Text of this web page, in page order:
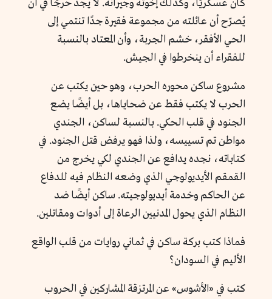
كان عسكريًا، وكذلك إخوته وجيرانه. لا يجد حرجًا في أن
يُصرّح أن عائلته من مجموعة فقيرة جدًا تنتمي إلى
الحي الأفقر، خشم الجربة، وأن المعتاد بالنسبة
للفقراء أن ينخرطوا في الجيش.
مشروع ساكن محوره الحرب، وهو حين يكتب عن
الحرب لا يكتب فقط عن ضحاياها، بل أيضًا يضع
الجنود في قلب الحكي. بالنسبة لساكن، الجندي
مواطن تم تسييسه، ولذا فهو يرفض قتل الجنود. في
كتاباته، نجده يدافع عن الجندي لكي يخرج من
القمقم الأيديولوجي الذي وضعه النظام فيه للدفاع
عن الحاكم وخدمة أيديولوجيته. ساكن أيضًا ضد
النظام الذي يحول المدنيين الرعاة إلى أدوات ومقاتلين.
فماذا كتب بركة ساكن في ثماني روايات من قلب الواقع
الأليم في السودان؟
كتب في «الأشوس» عن المرتزقة المشاركين في الحروب